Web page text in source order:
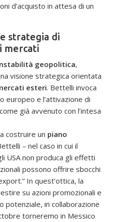
d’acquisto in attesa di un
strategia di
mercati
geopolitica,
visione strategica orientata
esteri. Bettelli invoca
europeo e l’attivazione di
già avvenuto con l’intesa
costruire un piano
– nel caso in cui il
USA non produca gli effetti
possono offrire sbocchi
In quest’ottica, la
su azioni promozionali e
potenziale, in collaborazione
torneremo in Messico